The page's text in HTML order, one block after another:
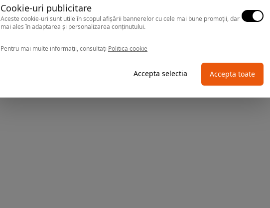
Cookie-uri publicitare
Aceste cookie-uri sunt utile în scopul afișării bannerelor cu cele mai bune promoții, dar
mai ales în adaptarea și personalizarea conținutului.
Pentru mai multe informații, consultați Politica cookie
Accepta selectia Accepta toate